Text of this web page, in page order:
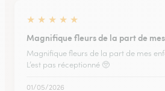
★ ★ ★ ★ ★
Magnifique fleurs de la part de
Magnifique fleurs de la part de mes
L’est pas réceptionné 🥺
01/05/2026